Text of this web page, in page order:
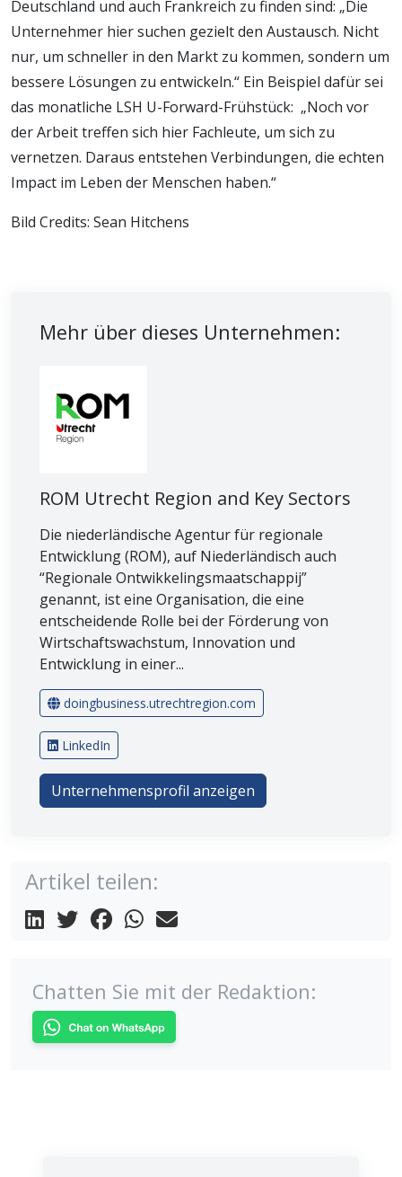
Deutschland und auch Frankreich zu finden sind: „Die
Unternehmer hier suchen gezielt den Austausch. Nicht
nur, um schneller in den Markt zu kommen, sondern um
bessere Lösungen zu entwickeln.“ Ein Beispiel dafür sei
das monatliche LSH U-Forward-Frühstück: „Noch vor
der Arbeit treffen sich hier Fachleute, um sich zu
vernetzen. Daraus entstehen Verbindungen, die echten
Impact im Leben der Menschen haben.“
Bild Credits: Sean Hitchens
Mehr über dieses Unternehmen:
ROM Utrecht Region and Key Sectors
Die niederländische Agentur für regionale
Entwicklung (ROM), auf Niederländisch auch
“Regionale Ontwikkelingsmaatschappij”
genannt, ist eine Organisation, die eine
entscheidende Rolle bei der Förderung von
Wirtschaftswachstum, Innovation und
Entwicklung in einer...
doingbusiness.utrechtregion.com
LinkedIn
Unternehmensprofil anzeigen
Artikel teilen:
Chatten Sie mit der Redaktion: